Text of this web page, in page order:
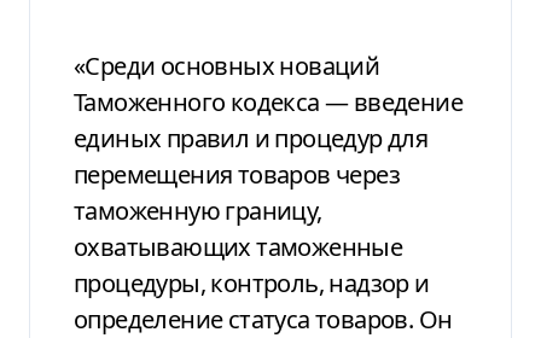
«Среди основных новаций
Таможенного кодекса — введение
единых правил и процедур для
перемещения товаров через
таможенную границу,
охватывающих таможенные
процедуры, контроль, надзор и
определение статуса товаров. Он